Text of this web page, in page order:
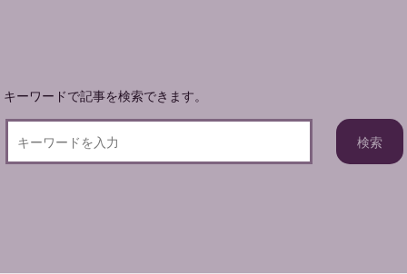
キーワードで記事を検索できます。